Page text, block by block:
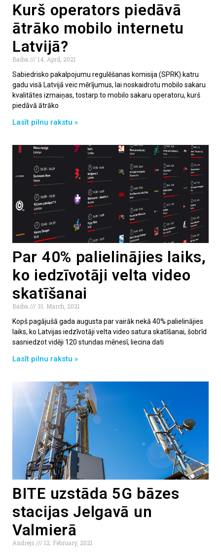
Kurš operators piedāvā
ātrāko mobilo internetu
Latvijā?
Baiba
14. April, 2021
Sabiedrisko pakalpojumu regulēšanas komisija (SPRK) katru
gadu visā Latvijā veic mērījumus, lai noskaidrotu mobilo sakaru
kvalitātes izmaiņas, tostarp to mobilo sakaru operatoru, kurš
piedāvā ātrāko
Lasīt pilnu rakstu »
Par 40% palielinājies laiks,
ko iedzīvotāji velta video
skatīšanai
Baiba
31. March, 2021
Kopš pagājušā gada augusta par vairāk nekā 40% palielinājies
laiks, ko Latvijas iedzīvotāji velta video satura skatīšanai, šobrīd
sasniedzot vidēji 120 stundas mēnesī, liecina dati
Lasīt pilnu rakstu »
BITE uzstāda 5G bāzes
stacijas Jelgavā un
Valmierā
Andrejs
12. February, 2021